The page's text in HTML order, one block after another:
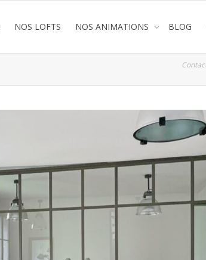
NOS LOFTS NOS ANIMATIONS BLOG